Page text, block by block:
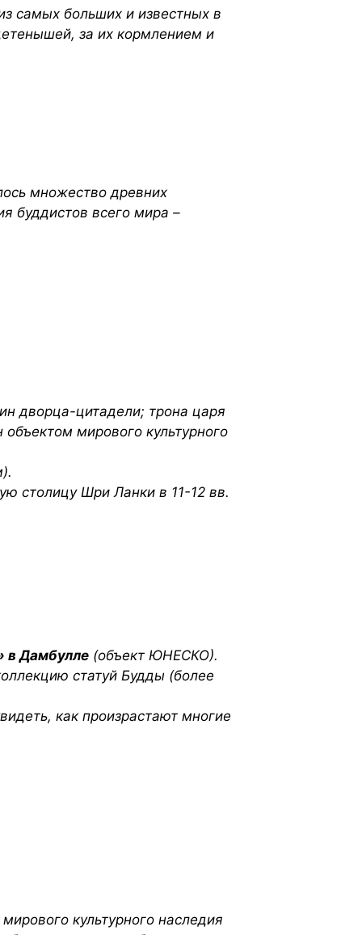
самых больших и известных в
за их кормлением и
множество древних
буддистов всего мира –
дворца-цитадели; трона царя
мирового культурного
столицу Шри Ланки в 11-12 вв.
в Дамбулле (объект ЮНЕСКО).
статуй Будды (более
как произрастают многие
культурного наследия